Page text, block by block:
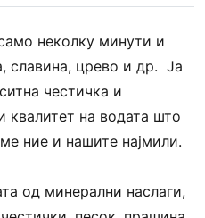
неколку минути и
славина, црево и др. Ја
честичка и
квалитет на водата што
ние и нашите најмили.
од минерални наслаги,